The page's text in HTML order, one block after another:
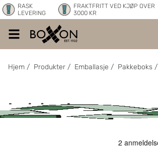
RASK
LEVERING
FRAKTFRITT VED KJØP OVER
3000 KR
Hjem / Produkter / Emballasje / Pakkeboks /
Instabox L